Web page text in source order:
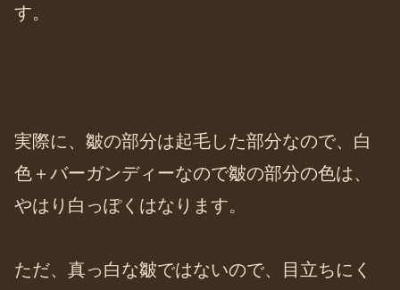
す。
実際に、皺の部分は起毛した部分なので、白
色＋バーガンディーなので皺の部分の色は、
やはり白っぽくはなります。
ただ、真っ白な皺ではないので、目立ちにく